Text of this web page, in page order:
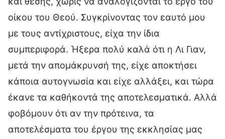
οίκου του Θεού. Συγκρίνοντας τον εαυτό μου
με τους αντίχριστους, είχα την ίδια
συμπεριφορά. Ήξερα πολύ καλά ότι η Λι Γιαν,
μετά την απομάκρυνσή της, είχε αποκτήσει
κάποια αυτογνωσία και είχε αλλάξει, και τώρα
έκανε τα καθήκοντά της αποτελεσματικά. Αλλά
φοβόμουν ότι αν την πρότεινα, τα
αποτελέσματα του έργου της εκκλησίας μας